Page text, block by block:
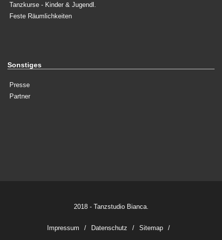
Tanzkurse - Kinder & Jugendl.
Feste Räumlichkeiten
Sonstiges
Presse
Partner
2018 - Tanzstudio Bianca.
Impressum Datenschutz Sitemap